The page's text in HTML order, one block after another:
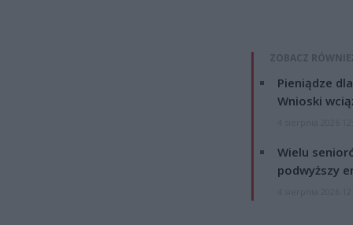
ZOBACZ
Pieniądze
Wnioski
Wielu
podwyższy